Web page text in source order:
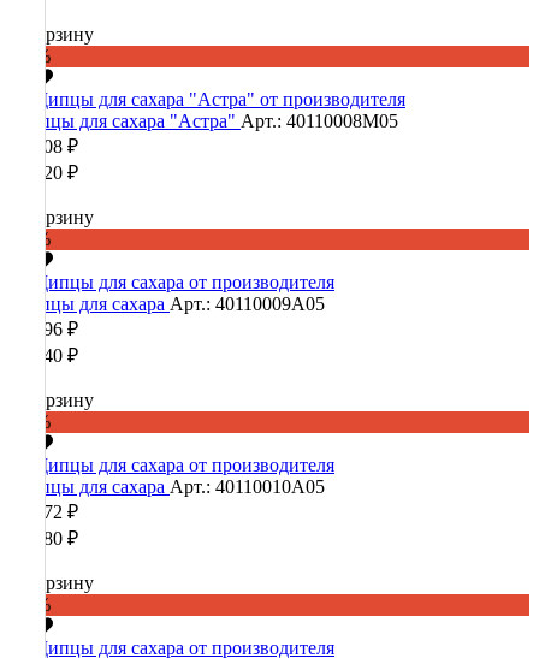
В корзину
-60%
Щипцы для сахара "Астра" Арт.: 40110008М05
13 008 ₽
32 520 ₽
В корзину
-60%
Щипцы для сахара Арт.: 40110009А05
14 096 ₽
35 240 ₽
В корзину
-60%
Щипцы для сахара Арт.: 40110010А05
13 672 ₽
34 180 ₽
В корзину
-60%